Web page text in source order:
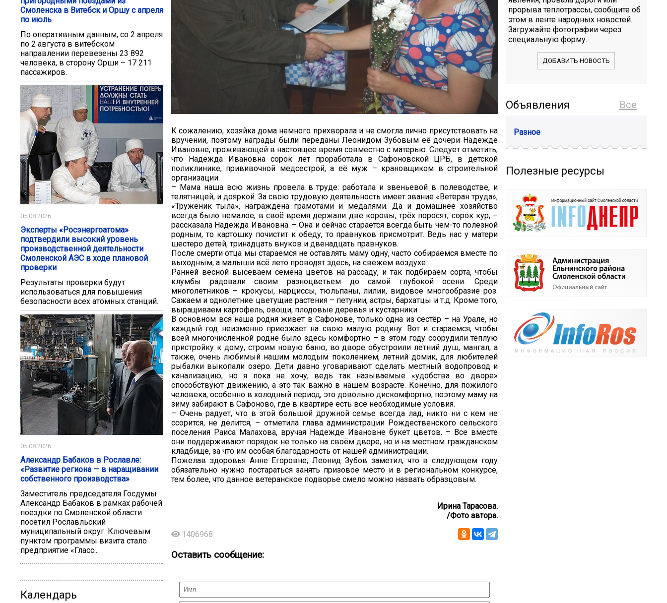
Смоленска в Витебск и Оршу с апреля
по июль
По оперативным данным, со 2 апреля
по 2 августа в витебском
направлении перевезены 23 892
человека, в сторону Орши – 17 211
пассажиров.
05.08.2026
Эксперты «Росэнергоатома»
подтвердили высокий уровень
производственной деятельности
Смоленской АЭС в ходе плановой
проверки
Результаты проверки будут
использоваться для повышения
безопасности всех атомных станций.
05.08.2026
Александр Бабаков в Рославле:
«Развитие региона — в наращивании
собственного производства»
Заместитель председателя Госдумы
Александр Бабаков в рамках рабочей
поездки по Смоленской области
посетил Рославльский
муниципальный округ. Ключевым
пунктом программы визита стало
предприятие «Гласс...
Календарь
К сожалению, хозяйка дома немного прихворала и не смогла лично присутствовать на
вручении, поэтому награды были переданы Леонидом Зубовым её дочери Надежде
Ивановне, проживающей в настоящее время совместно с матерью. Следует отметить,
что Надежда Ивановна сорок лет проработала в Сафоновской ЦРБ, в детской
поликлинике, прививочной медсестрой, а её муж – крановщиком в строительной
организации.
– Мама наша всю жизнь провела в труде: работала и звеньевой в полеводстве, и
телятницей, и дояркой. За свою трудовую деятельность имеет звание «Ветеран труда»,
«Труженик тыла», награждена грамотами и медалями. Да и домашнее хозяйство
всегда было немалое, в своё время держали две коровы, трёх поросят, сорок кур, –
рассказала Надежда Ивановна. – Она и сейчас старается всегда быть чем-то полезной
родным, то картошку почистит к обеду, то правнуков присмотрит. Ведь нас у матери
шестеро детей, тринадцать внуков и двенадцать правнуков.
После смерти отца мы стараемся не оставлять маму одну, часто собираемся вместе по
выходным, а малыши всё лето проводят здесь, на свежем воздухе.
Ранней весной высеваем семена цветов на рассаду, и так подбираем сорта, чтобы
клумбы радовали своим разноцветьем до самой глубокой осени. Среди
многолетников – крокусы, нарциссы, тюльпаны, лилии, видовое многообразие роз.
Сажаем и однолетние цветущие растения – петунии, астры, бархатцы и т.д. Кроме того,
выращиваем картофель, овощи, плодовые деревья и кустарники.
В основном вся наша родня живёт в Сафонове, только одна из сестёр – на Урале, но
каждый год неизменно приезжает на свою малую родину. Вот и стараемся, чтобы
всей многочисленной родне было здесь комфортно – в этом году соорудили тёплую
пристройку к дому, строим новую баню, во дворе обустроили летний душ, мангал, а
также, очень любимый нашим молодым поколением, летний домик, для любителей
рыбалки выкопали озеро. Дети давно уговаривают сделать местный водопровод и
канализацию, но я пока не хочу, ведь так называемые «удобства во дворе»
способствуют движению, а это так важно в нашем возрасте. Конечно, для пожилого
человека, особенно в холодный период, это довольно дискомфортно, поэтому маму на
зиму забирают в Сафоново, где в квартире есть все необходимые условия.
– Очень радует, что в этой большой дружной семье всегда лад, никто ни с кем не
ссорится, не делится, – отметила глава администрации Рождественского сельского
поселения Раиса Малахова, вручая Надежде Ивановне букет цветов. – Все вместе
они поддерживают порядок не только на своём дворе, но и на местном гражданском
кладбище, за что им особая благодарность от нашей администрации.
Пожелав здоровья Анне Егоровне, Леонид Зубов заметил, что в следующем году
обязательно нужно постараться занять призовое место и в региональном конкурсе,
тем более, что данное ветеранское подворье смело можно назвать образцовым.
Ирина Тарасова.
/Фото автора.
1406968
Оставить сообщение:
прорыва теплотрассы, сообщите об
этом в ленте народных новостей.
Загружайте фотографии через
специальную форму.
ДОБАВИТЬ НОВОСТЬ
Все
Объявления
Разное
Полезные ресурсы